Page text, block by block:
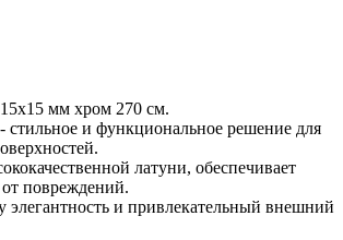
мм хром 270 см.
стильное и функциональное решение для
латуни, обеспечивает
повреждений.
элегантность и привлекательный внешний